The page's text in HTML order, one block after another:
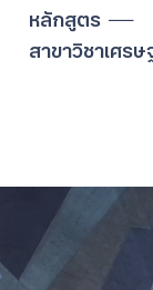
หลักสูตร
สาขาวิชาเศร